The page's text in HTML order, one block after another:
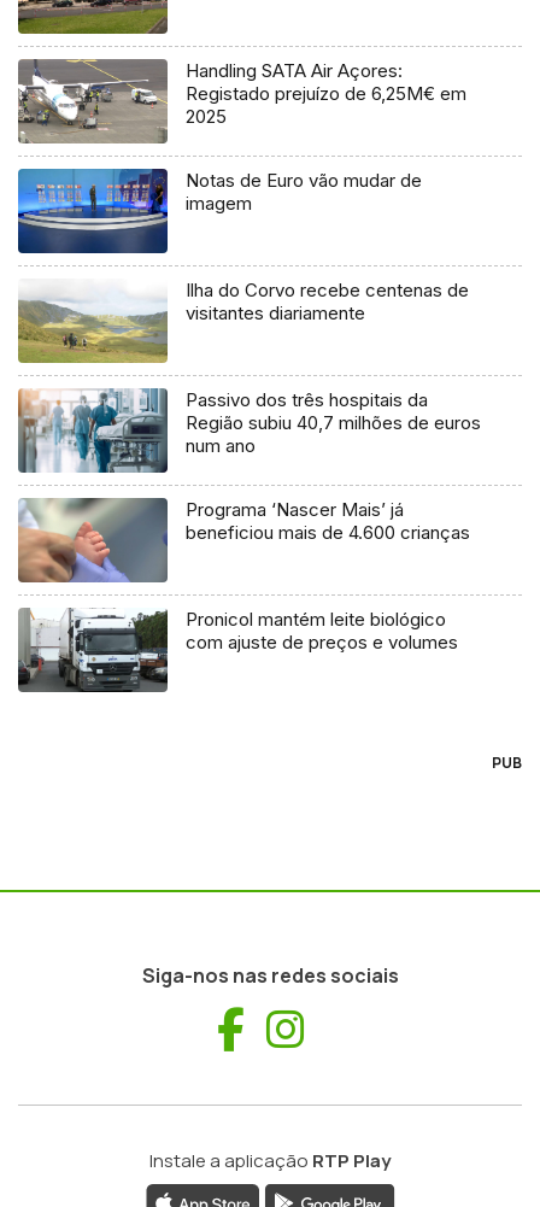
Handling SATA Air Açores:
Registado prejuízo de 6,25M€ em
2025
Notas de Euro vão mudar de
imagem
Ilha do Corvo recebe centenas de
visitantes diariamente
Passivo dos três hospitais da
Região subiu 40,7 milhões de euros
num ano
Programa ‘Nascer Mais’ já
beneficiou mais de 4.600 crianças
Pronicol mantém leite biológico
com ajuste de preços e volumes
PUB
Siga-nos nas redes sociais
Facebook
Instale a aplicação RTP Play